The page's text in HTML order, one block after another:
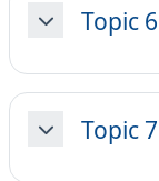
MinimizzaTopic 6
MinimizzaTopic 7